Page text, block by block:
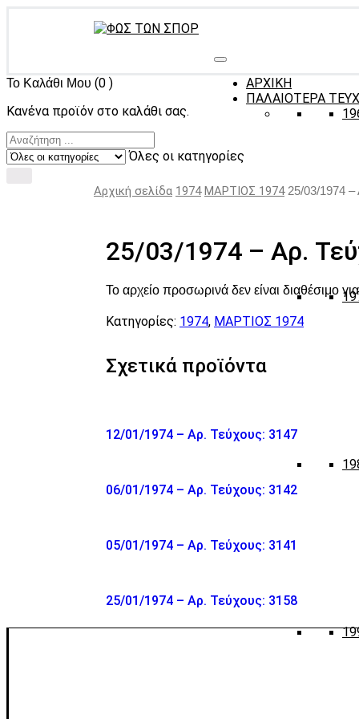
ΑΡΧΙΚΗ
ΠΑΛΑΙΟΤΕΡΑ
Το Καλάθι Μου (0 )
Κανένα προϊόν στο καλάθι σας.
Όλες οι κατηγορίες
Αρχική σελίδα 1974 ΜΑΡΤΙΟΣ 1974 25/03/1974 –
25/03/1974 – Αρ.
Το αρχείο προσωρινά δεν είναι διαθέσιμο
Κατηγορίες: 1974, ΜΑΡΤΙΟΣ 1974
Σχετικά προϊόντα
12/01/1974 – Αρ. Τεύχους: 3147
06/01/1974 – Αρ. Τεύχους: 3142
05/01/1974 – Αρ. Τεύχους: 3141
25/01/1974 – Αρ. Τεύχους: 3158